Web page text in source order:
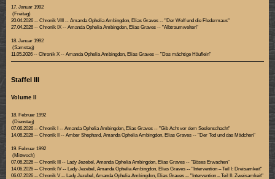
17. Januar 1992
(Freitag)
20.04.2026 -- Chronik VIII -- Amanda Ophelia Ambingdon, Elias Graves -- "Der Wolf und die Fledermaus"
27.04.2026 -- Chronik IX -- Amanda Ophelia Ambingdon, Elias Graves -- "Albtraumwelten"
18. Januar 1992
(Samstag)
11.05.2026 -- Chronik X -- Amanda Ophelia Ambingdon, Elias Graves -- "Das mächtige Häuflein"
Staffel III
Volume II
18. Februar 1992
(Dienstag)
07.06.2026 -- Chronik I -- Amanda Ophelia Ambingdon, Elias Graves -- "Gib Acht vor dem Seelenschacht"
14.06.2026 -- Chronik II -- Amber Shephard, Amanda Ophelia Ambingdon, Elias Graves -- "Der Tod und das Mädchen"
19. Februar 1992
(Mittwoch)
07.06.2026 -- Chronik III -- Lady Jezebel, Amanda Ophelia Ambingdon, Elias Graves -- "Böses Erwachen"
14.06.2026 -- Chronik IV -- Lady Jezebel, Amanda Ophelia Ambingdon, Elias Graves -- "Intervention – Teil I: Dreisamkeit"
06.07.2026 -- Chronik V -- Lady Jezebel, Amanda Ophelia Ambingdon, Elias Graves -- "Intervention – Teil II: Zweisamkeit"